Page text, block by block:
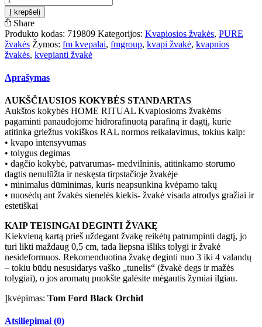
Į krepšelį
Share
Produkto kodas: 719809 Kategorijos: Kvapiosios žvakės, PURE
žvakės Žymos: fm kvepalai, fmgroup, kvapi žvakė, kvapnios
žvakės, kvepianti žvakė
Aprašymas
AUKŠČIAUSIOS KOKYBĖS STANDARTAS
Aukštos kokybės HOME RITUAL Kvapiosioms žvakėms
pagaminti panaudojome hidrorafinuotą parafiną ir dagtį, kurie
atitinka griežtus vokiškos RAL normos reikalavimus, tokius kaip:
• kvapo intensyvumas
• tolygus degimas
• dagčio kokybė, patvarumas- medvilninis, atitinkamo storumo
dagtis nenulūžta ir neskęsta tirpstačioje žvakėje
• minimalus dūminimas, kuris neapsunkina kvėpamo takų
• nuosėdų ant žvakės sienelės kiekis- žvakė visada atrodys gražiai ir
estetiškai
KAIP TEISINGAI DEGINTI ŽVAKĘ
Kiekvieną kartą prieš uždegant žvakę reikėtų patrumpinti dagtį, jo
turi likti maždaug 0,5 cm, tada liepsna išliks tolygi ir žvakė
nesideformuos. Rekomenduotina žvakę deginti nuo 3 iki 4 valandų
– tokiu būdu nesusidarys vaško „tunelis“ (žvakė degs ir mažės
tolygiai), o jos aromatų puokšte galėsite mėgautis žymiai ilgiau.
Įkvėpimas: Tom Ford Black Orchid
Atsiliepimai (0)